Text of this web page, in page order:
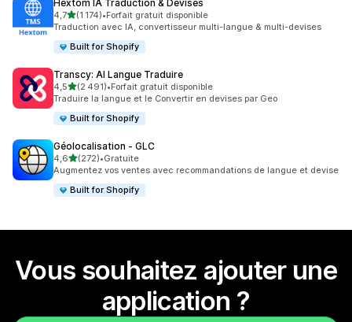
Hextom IA Traduction & Devises
4,7étoile(s) sur 5
(1 174)
1174 avis au total
•Forfait gratuit disponible
Traduction avec IA, convertisseur multi-langue & multi-devises
Built for Shopify
Transcy: AI Langue Traduire
4,5étoile(s) sur 5
(2 491)
2491 avis au total
•Forfait gratuit disponible
Traduire la langue et le Convertir en devises par Geo
Built for Shopify
Géolocalisation ‑ GLC
4,6étoile(s) sur 5
(272)
272 avis au total
•Gratuite
Augmentez vos ventes avec recommandations de langue et devise
Built for Shopify
Vous souhaitez ajouter une
application ?